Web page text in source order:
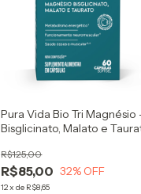
Pura Vida Bio Tri Magnésio
Bisglicinato, Malato e
R$85,00
R$125,00
32% OFF
12xde R$8,65